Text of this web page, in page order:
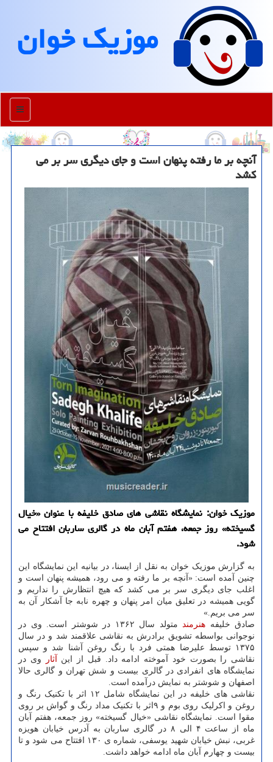
موزیك خوان
منو
آنچه بر ما رفته پنهان است و جای دیگری سر بر می
کشد
موزیک خوان: نمایشگاه نقاشی های صادق خلیفه با عنوان «خیال
گسیخته» روز جمعه، هفتم آبان ماه در گالری ساربان افتتاح می
شود.
به گزارش موزیک خوان به نقل از ایسنا، در بیانیه این نمایشگاه این
چنین آمده است: «آنچه بر ما رفته و می رود، همیشه پنهان است و
اغلب جای دیگری سر بر می کشد که هیچ انتظارش را نداریم و
گویی همیشه در تعلیق میان امر پنهان و چهره نابه جا آشکار آن به
سر می بریم.»
صادق خلیفه هنرمند
متولد سال ۱۳۶۲ در شوشتر است. وی در
نوجوانی بواسطه تشویق برادرش به نقاشی علاقمند شد و در سال
۱۳۷۵ توسط علیرضا همتی فرد با رنگ روغن آشنا شد و سپس
نقاشی را بصورت خود آموخته ادامه داد. قبل از این
آثار
وی در
نمایشگاه های انفرادی در گالری بیست و شش تهران و گالری حالا
اصفهان و شوشتر به نمایش درآمده است.
نقاشی های خلیفه در این نمایشگاه شامل ۱۲ اثر با تکنیک رنگ و
روغن و اکرلیک روی بوم و ۹اثر با تکنیک مداد رنگ و گواش بر روی
مقوا است. نمایشگاه نقاشی «خیال گسیخته» روز جمعه، هفتم آبان
ماه از ساعت ۴ الی ۸ در گالری ساربان به آدرس خیابان هویزه
غربی، نبش خیابان شهید یوسفی، شماره ی ۱۳۰ افتتاح می شود و تا
بیست و چهارم آبان ماه ادامه خواهد داشت.